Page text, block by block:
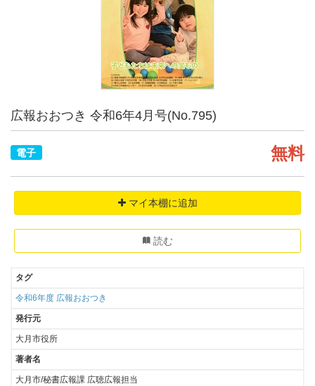
広報おおつき 令和6年4月号(No.795)
電子 無料
マイ本棚に追加
読む
タグ
令和6年度 広報おおつき
発行元
大月市役所
著者名
大月市/秘書広報課 広聴広報担当